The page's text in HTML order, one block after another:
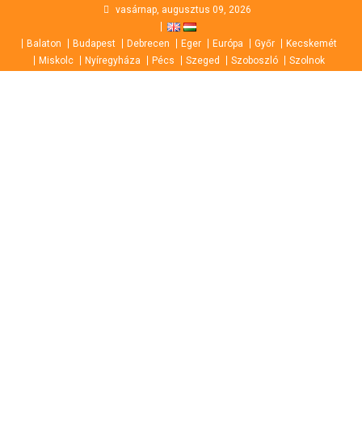
content
vasárnap, augusztus 09, 2026
Balaton Budapest Debrecen Eger Európa Győr
Kecskemét
Miskolc
Nyíregyháza Pécs Szeged Szoboszló Szolnok